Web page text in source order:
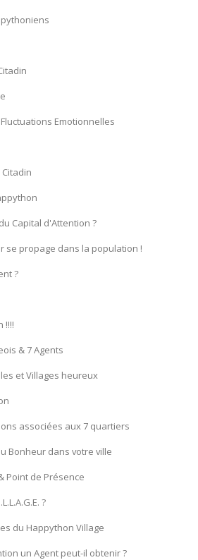
Emotionnelles
Capital d'Attention ?
se propage dans la population !
?
!!!!
& 7 Agents
et Villages heureux
associées aux 7 quartiers
Bonheur dans votre ville
Point de Présence
?
du Happython Village
un Agent peut-il obtenir ?